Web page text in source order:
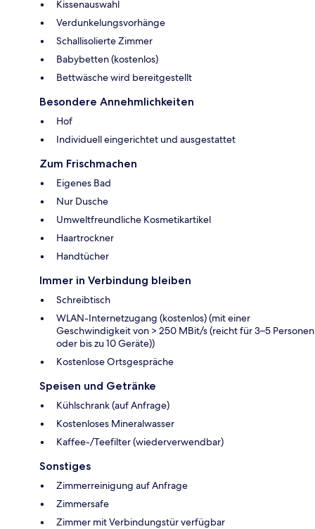
Kissenauswahl
Verdunkelungsvorhänge
Schallisolierte Zimmer
Babybetten (kostenlos)
Bettwäsche wird bereitgestellt
Besondere Annehmlichkeiten
Hof
Individuell eingerichtet und ausgestattet
Zum Frischmachen
Eigenes Bad
Nur Dusche
Umweltfreundliche Kosmetikartikel
Haartrockner
Handtücher
Immer in Verbindung bleiben
Schreibtisch
WLAN-Internetzugang (kostenlos) (mit einer
Geschwindigkeit von > 250 MBit/s (reicht für 3–5 Personen
oder bis zu 10 Geräte))
Kostenlose Ortsgespräche
Speisen und Getränke
Kühlschrank (auf Anfrage)
Kostenloses Mineralwasser
Kaffee-/Teefilter (wiederverwendbar)
Sonstiges
Zimmerreinigung auf Anfrage
Zimmersafe
Zimmer mit Verbindungstür verfügbar